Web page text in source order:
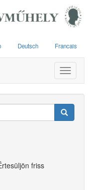
Deutsch Francais
Toggle
friss